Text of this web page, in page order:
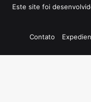
Este site foi
Contato